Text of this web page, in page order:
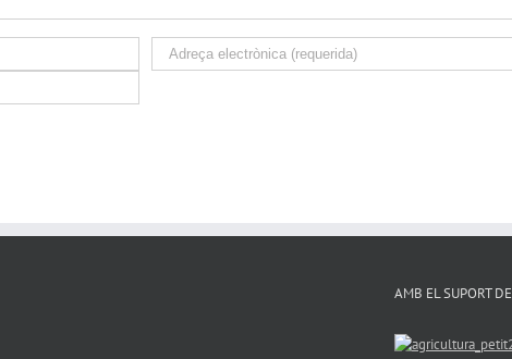
AMB EL SUPORT DE